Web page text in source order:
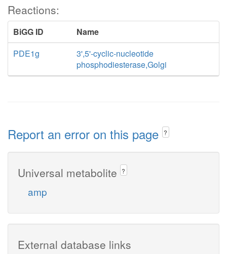
Reactions:
BiGG ID
Name
PDE1g
3',5'-cyclic-nucleotide
phosphodiesterase,Golgi
Report an error on this page ?
Universal metabolite ?
amp
External database links